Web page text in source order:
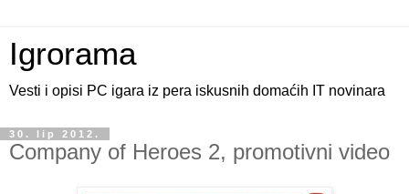
Igrorama
Vesti i opisi PC igara iz pera iskusnih domaćih IT novinara
30. lip 2012.
Company of Heroes 2, promotivni video